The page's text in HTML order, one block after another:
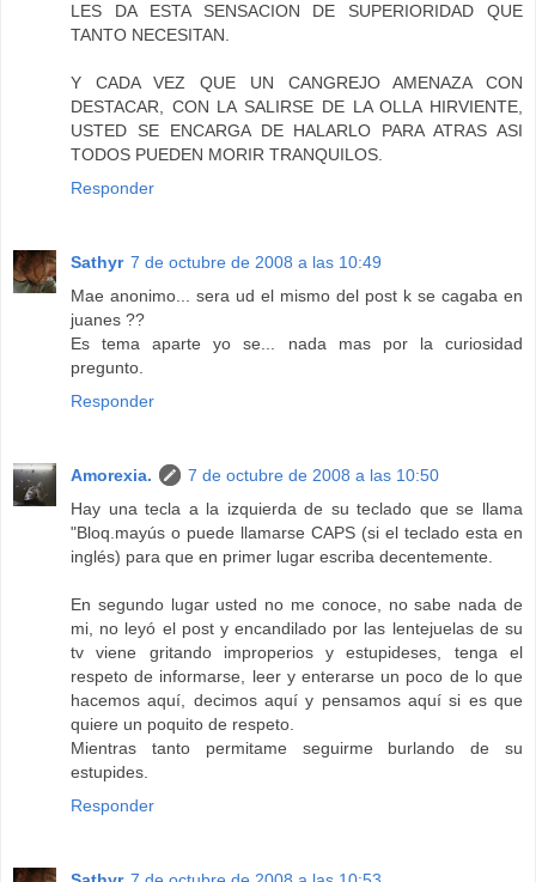
LES DA ESTA SENSACION DE SUPERIORIDAD QUE
TANTO NECESITAN.
Y CADA VEZ QUE UN CANGREJO AMENAZA CON
DESTACAR, CON LA SALIRSE DE LA OLLA HIRVIENTE,
USTED SE ENCARGA DE HALARLO PARA ATRAS ASI
TODOS PUEDEN MORIR TRANQUILOS.
Responder
Sathyr 7 de octubre de 2008 a las 10:49
Mae anonimo... sera ud el mismo del post k se cagaba en
juanes ??
Es tema aparte yo se... nada mas por la curiosidad
pregunto.
Responder
Amorexia.
7 de octubre de 2008 a las 10:50
Hay una tecla a la izquierda de su teclado que se llama
"Bloq.mayús o puede llamarse CAPS (si el teclado esta en
inglés) para que en primer lugar escriba decentemente.
En segundo lugar usted no me conoce, no sabe nada de
mi, no leyó el post y encandilado por las lentejuelas de su
tv viene gritando improperios y estupideses, tenga el
respeto de informarse, leer y enterarse un poco de lo que
hacemos aquí, decimos aquí y pensamos aquí si es que
quiere un poquito de respeto.
Mientras tanto permitame seguirme burlando de su
estupides.
Responder